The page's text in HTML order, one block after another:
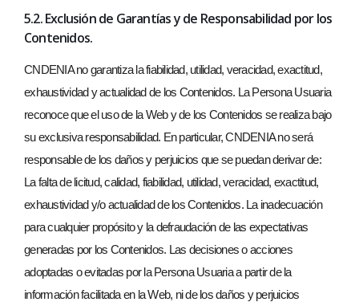
5.2. Exclusión de Garantías y de Responsabilidad por los
Contenidos.
CNDENIA no garantiza la fiabilidad, utilidad, veracidad, exactitud,
exhaustividad y actualidad de los Contenidos. La Persona Usuaria
reconoce que el uso de la Web y de los Contenidos se realiza bajo
su exclusiva responsabilidad. En particular, CNDENIA no será
responsable de los daños y perjuicios que se puedan derivar de:
La falta de licitud, calidad, fiabilidad, utilidad, veracidad, exactitud,
exhaustividad y/o actualidad de los Contenidos. La inadecuación
para cualquier propósito y la defraudación de las expectativas
generadas por los Contenidos. Las decisiones o acciones
adoptadas o evitadas por la Persona Usuaria a partir de la
información facilitada en la Web, ni de los daños y perjuicios